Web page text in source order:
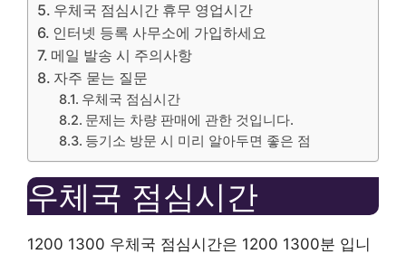
우체국 점심시간 휴무 영업시간
인터넷 등록 사무소에 가입하세요
메일 발송 시 주의사항
자주 묻는 질문
우체국 점심시간
문제는 차량 판매에 관한 것입니다.
등기소 방문 시 미리 알아두면 좋은 점
우체국 점심시간
1200 1300 우체국 점심시간은 1200 1300분 입니